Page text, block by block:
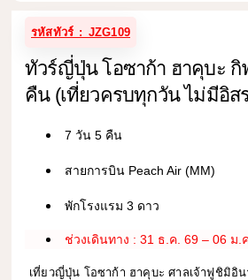
รหัสทัวร์ : JZG109
ทัวร์ญี่ปุ่น โอซาก้า ฮาคุบะ กิ
คืน (เที่ยวครบทุกวัน ไม่มีอิส
7 วัน 5 คืน
สายการบิน Peach Air (MM)
พักโรงแรม 3 ดาว
ช่วงเดินทาง : 31 ธ.ค. 69 – 06 ม.
เที่ยวญี่ปุ่น โอซาก้า ฮาคุบะ ศาลเจ้าฟูชิมิอิน